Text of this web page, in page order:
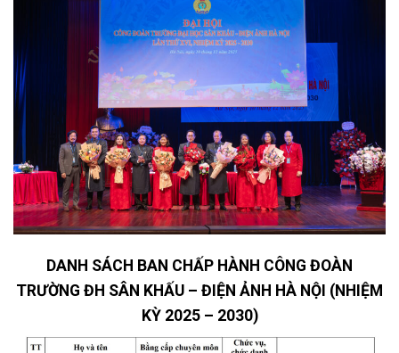
DANH SÁCH BAN CHẤP HÀNH CÔNG ĐOÀN
TRƯỜNG ĐH SÂN KHẤU – ĐIỆN ẢNH HÀ NỘI (NHIỆM
KỲ 2025 – 2030)